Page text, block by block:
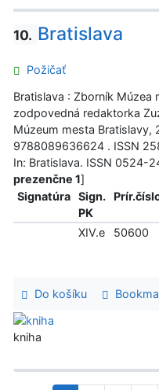
10. Bratislava
Požičať
Bratislava : Zborník
zodpovedná redaktorka
Múzeum mesta Bratislavy,
9788089636624 . ISSN
In: Bratislava. ISSN 0524-
prezenčne 1]
Signatúra
Sign.
PK
XIV.e 50600
Do košíku
kniha